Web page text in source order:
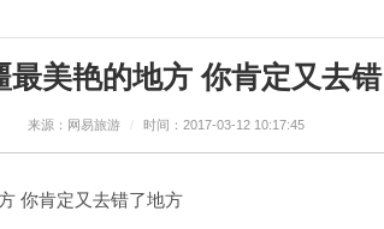
最美艳的地方 你肯定又去
来源：网易旅游 / 时间：2017-03-12 10:17:45
你肯定又去错了地方